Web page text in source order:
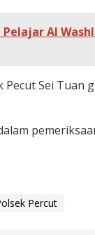
Al
Sei Tuan
Percut